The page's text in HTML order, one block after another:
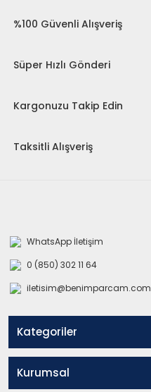
%100 Güvenli Alışveriş
Süper Hızlı Gönderi
Kargonuzu Takip Edin
Taksitli Alışveriş
WhatsApp İletişim
0 (850) 302 11 64
iletisim@benimparcam.com
Kategoriler
Kurumsal